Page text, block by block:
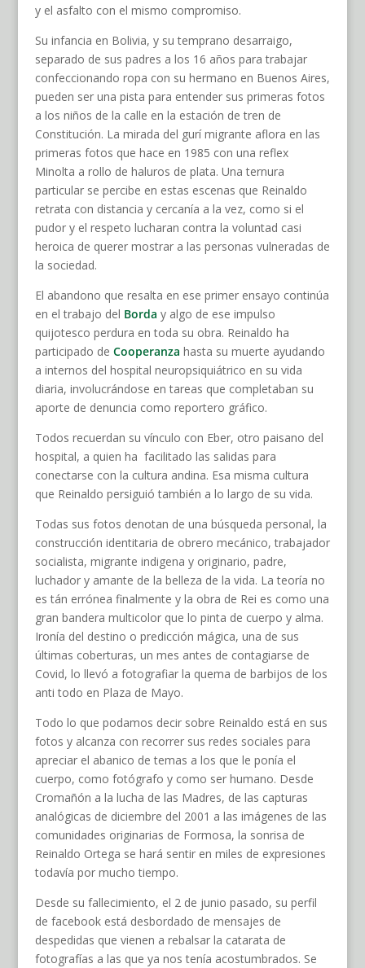
y el asfalto con el mismo compromiso.
Su infancia en Bolivia, y su temprano desarraigo,
separado de sus padres a los 16 años para trabajar
confeccionando ropa con su hermano en Buenos Aires,
pueden ser una pista para entender sus primeras fotos
a los niños de la calle en la estación de tren de
Constitución. La mirada del gurí migrante aflora en las
primeras fotos que hace en 1985 con una reflex
Minolta a rollo de haluros de plata. Una ternura
particular se percibe en estas escenas que Reinaldo
retrata con distancia y cercanía a la vez, como si el
pudor y el respeto lucharan contra la voluntad casi
heroica de querer mostrar a las personas vulneradas de
la sociedad.
El abandono que resalta en ese primer ensayo continúa
en el trabajo del Borda y algo de ese impulso
quijotesco perdura en toda su obra. Reinaldo ha
participado de Cooperanza hasta su muerte ayudando
a internos del hospital neuropsiquiátrico en su vida
diaria, involucrándose en tareas que completaban su
aporte de denuncia como reportero gráfico.
Todos recuerdan su vínculo con Eber, otro paisano del
hospital, a quien ha facilitado las salidas para
conectarse con la cultura andina. Esa misma cultura
que Reinaldo persiguió también a lo largo de su vida.
Todas sus fotos denotan de una búsqueda personal, la
construcción identitaria de obrero mecánico, trabajador
socialista, migrante indigena y originario, padre,
luchador y amante de la belleza de la vida. La teoría no
es tán errónea finalmente y la obra de Rei es como una
gran bandera multicolor que lo pinta de cuerpo y alma.
Ironía del destino o predicción mágica, una de sus
últimas coberturas, un mes antes de contagiarse de
Covid, lo llevó a fotografiar la quema de barbijos de los
anti todo en Plaza de Mayo.
Todo lo que podamos decir sobre Reinaldo está en sus
fotos y alcanza con recorrer sus redes sociales para
apreciar el abanico de temas a los que le ponía el
cuerpo, como fotógrafo y como ser humano. Desde
Cromañón a la lucha de las Madres, de las capturas
analógicas de diciembre del 2001 a las imágenes de las
comunidades originarias de Formosa, la sonrisa de
Reinaldo Ortega se hará sentir en miles de expresiones
todavía por mucho tiempo.
Desde su fallecimiento, el 2 de junio pasado, su perfil
de facebook está desbordado de mensajes de
despedidas que vienen a rebalsar la catarata de
fotografías a las que ya nos tenía acostumbrados. Se